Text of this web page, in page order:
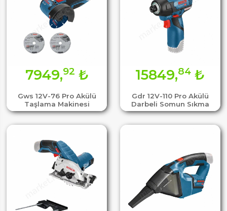
Gws 12V-76 Pro Akülü
Taşlama Makinesi
7949,92 ₺
Gdr 12V-110 Pro Akülü
Darbeli Somun Sıkma
15849,84 ₺